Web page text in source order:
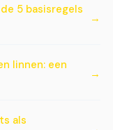
5 basisregels
linnen: een
als